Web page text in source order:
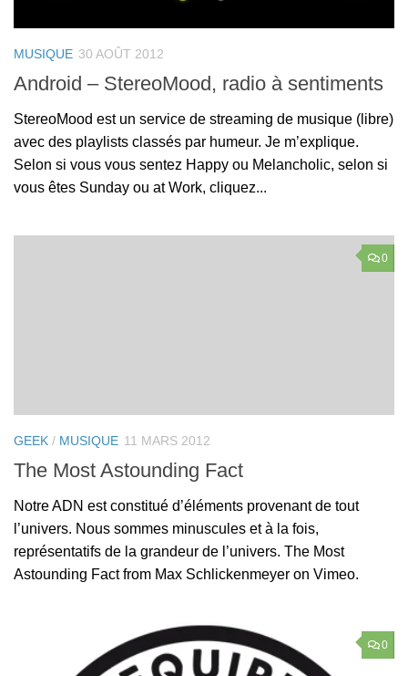
MUSIQUE 30 AOÛT 2012
Android – StereoMood, radio à sentiments
StereoMood est un service de streaming de musique (libre)
avec des playlists classés par humeur. Je m’explique.
Selon si vous vous sentez Happy ou Melancholic, selon si
vous êtes Sunday ou at Work, cliquez...
0
GEEK / MUSIQUE 11 MARS 2012
The Most Astounding Fact
Notre ADN est constitué d’éléments provenant de tout
l’univers. Nous sommes minuscules et à la fois,
représentatifs de la grandeur de l’univers. The Most
Astounding Fact from Max Schlickenmeyer on Vimeo.
0